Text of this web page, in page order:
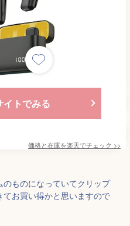
イトでみる
価格と在庫を楽天でチェック >>
ものになっていてクリップ
お買い得かと思いますので